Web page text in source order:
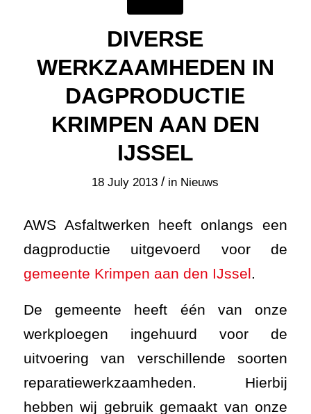
KRIMPEN AAN DEN
IJSSEL
18 July 2013 / inNieuws
AWS Asfaltwerken heeft onlangs een
gemeente Krimpen aan den IJssel
werkploegen ingehuurd voor de
uitvoering van verschillende soorten
reparatiewerkzaamheden. Hierbij
flexibele en efficiënte vlakslijptechniek.
De techniek heeft vele toepassingen,
die eenvoudig gecombineerd kunnen
worden in een dagproductie, waardoor